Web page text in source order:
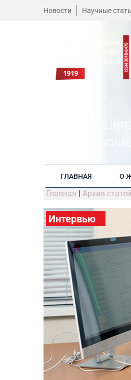
Новости Научные
ГЛАВНАЯ О
Главная | Архив статей
Интервью